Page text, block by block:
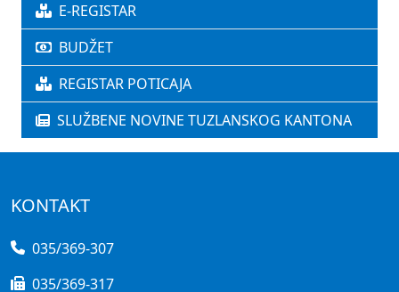
E-REGISTAR
BUDŽET
REGISTAR POTICAJA
SLUŽBENE NOVINE TUZLANSKOG KANTONA
KONTAKT
035/369-307
035/369-317